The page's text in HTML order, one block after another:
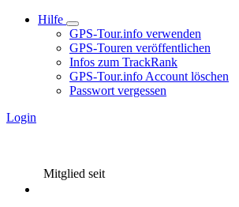
Hilfe
GPS-Tour.info verwenden
GPS-Touren veröffentlichen
Infos zum TrackRank
GPS-Tour.info Account löschen
Passwort vergessen
Login
Mitglied seit